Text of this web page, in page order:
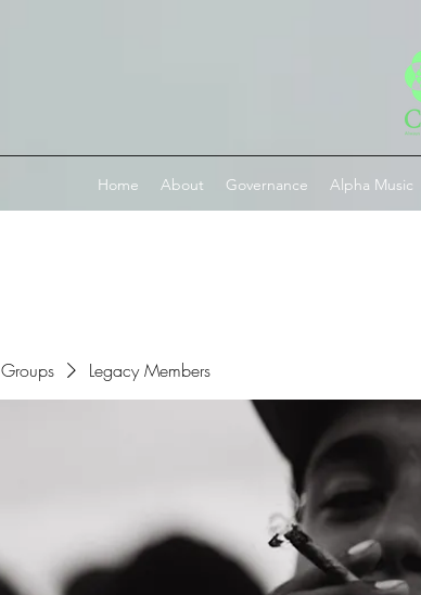
Home About Governance Alpha Music
Groups Legacy Members